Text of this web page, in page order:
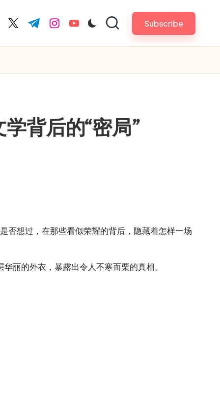
twitter.com
t.me instagram.com
youtube.com Subscribe
背后的“密局”
否想过，在那些看似荣耀的背后，隐藏着怎样一场
丽的外衣，暴露出令人不寒而栗的真相。